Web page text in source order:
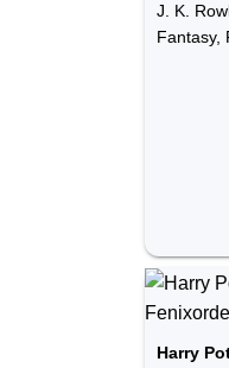
J. K.
Fantasy,
Harry